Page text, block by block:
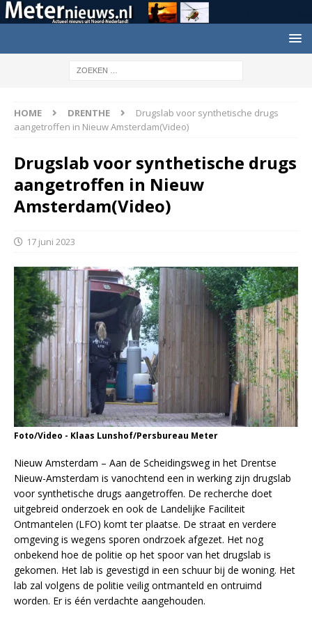
HOME DRENTHE
Drugslab voor synthetische drugs
aangetroffen in Nieuw Amsterdam(Video)
Drugslab voor synthetische drugs
aangetroffen in Nieuw
Amsterdam(Video)
17 juni 2023
Foto/Video - Klaas Lunshof/Persbureau Meter
Nieuw Amsterdam – Aan de Scheidingsweg in het Drentse
Nieuw-Amsterdam is vanochtend een in werking zijn drugslab
voor synthetische drugs aangetroffen. De recherche doet
uitgebreid onderzoek en ook de Landelijke Faciliteit
Ontmantelen (LFO) komt ter plaatse. De straat en verdere
omgeving is wegens sporen ondrzoek afgezet. Het nog
onbekend hoe de politie op het spoor van het drugslab is
gekomen. Het lab is gevestigd in een schuur bij de woning. Het
lab zal volgens de politie veilig ontmanteld en ontruimd
worden. Er is één verdachte aangehouden.